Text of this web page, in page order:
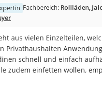
Badlüfter
Bürohocker
Außenleuchte
Fachbereich: Rollläden,
aus vielen Einzelteilen,
Privathaushalten
schnell und einfach
zudem einfetten wollen,